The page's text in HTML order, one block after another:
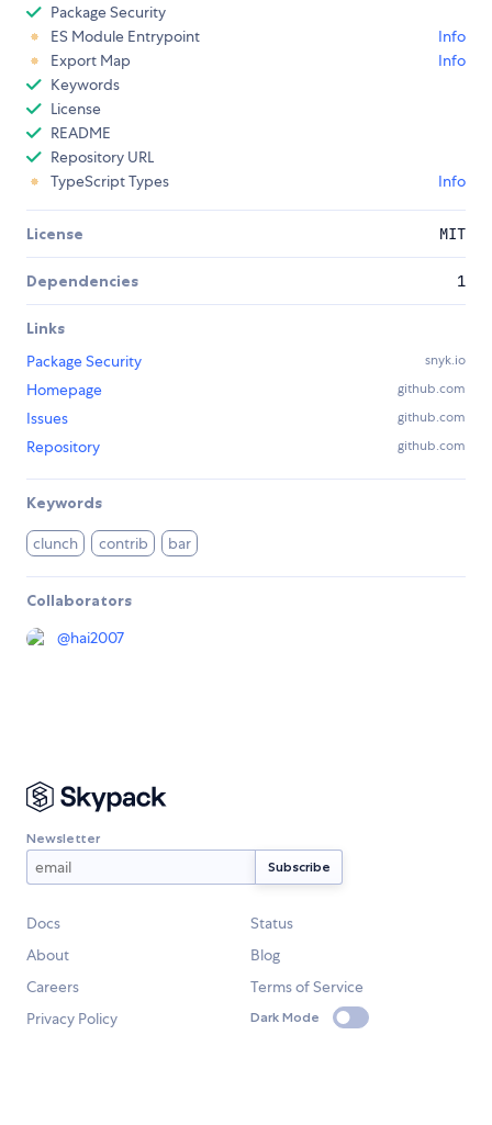
Package Security
ES Module Entrypoint
Info
Export Map
Info
Keywords
License
README
Repository URL
TypeScript Types
Info
License MIT
Dependencies 1
Links
Package Security
snyk.io
Homepage github.com
Issues github.com
Repository github.com
Keywords
clunch contrib bar
Collaborators
@hai2007
Newsletter
Docs
Status
About
Blog
Careers
Terms of Service
Privacy Policy
Dark Mode